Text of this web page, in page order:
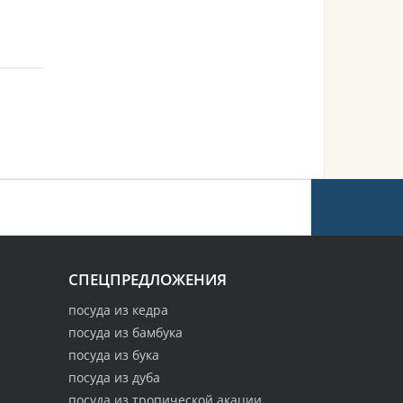
СПЕЦПРЕДЛОЖЕНИЯ
посуда из кедра
посуда из бамбука
посуда из бука
посуда из дуба